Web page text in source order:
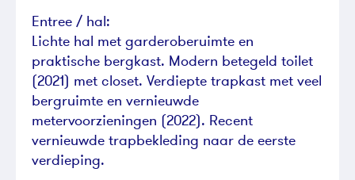
Entree / hal:
Lichte hal met garderoberuimte en
praktische bergkast. Modern betegeld toilet
(2021) met closet. Verdiepte trapkast met veel
bergruimte en vernieuwde
metervoorzieningen (2022). Recent
vernieuwde trapbekleding naar de eerste
verdieping.